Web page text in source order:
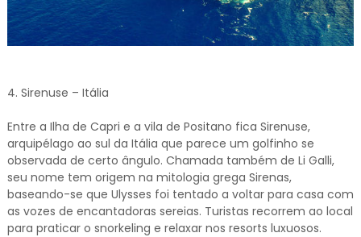
4. Sirenuse – Itália
Entre a Ilha de Capri e a vila de Positano fica Sirenuse,
arquipélago ao sul da Itália que parece um golfinho se
observada de certo ângulo. Chamada também de Li Galli,
seu nome tem origem na mitologia grega Sirenas,
baseando-se que Ulysses foi tentado a voltar para casa com
as vozes de encantadoras sereias. Turistas recorrem ao local
para praticar o snorkeling e relaxar nos resorts luxuosos.